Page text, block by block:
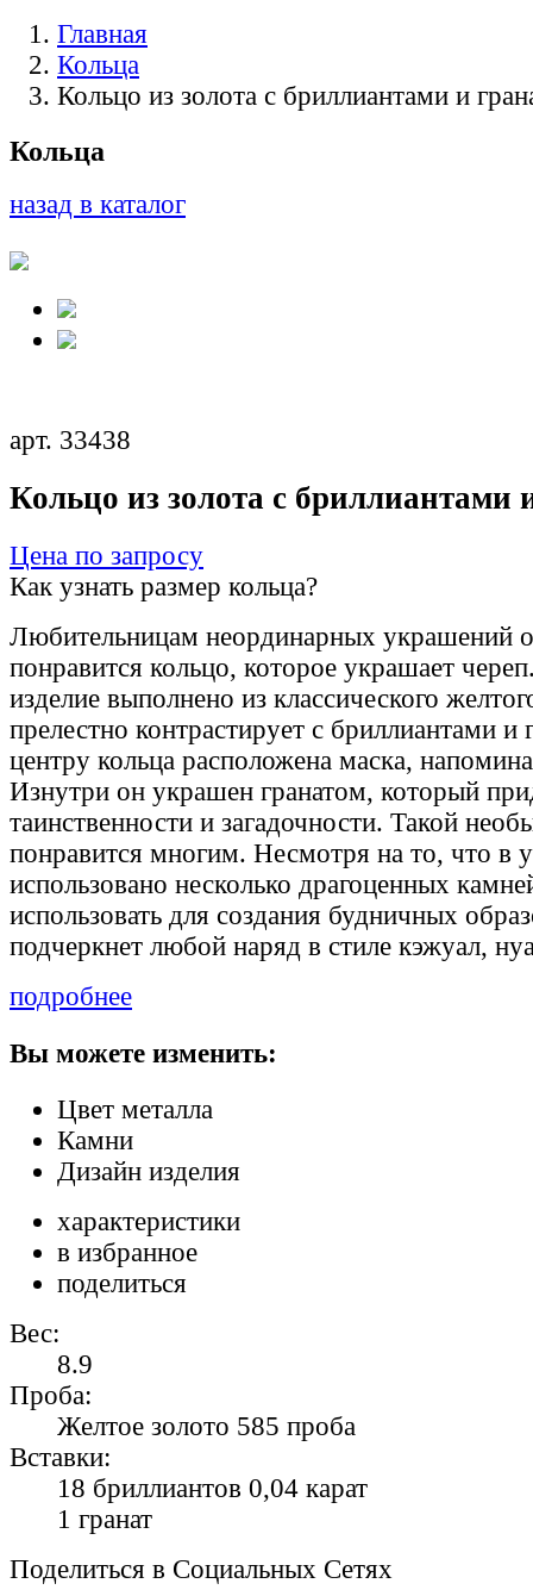
Главная
Кольца
Кольцо из золота с бриллиантами и
Кольца
назад в каталог
арт. 33438
Кольцо из золота с бриллиантами
Цена по запросу
Как узнать размер кольца?
Любительницам неординарных украшений
понравится кольцо, которое украшает
изделие выполнено из классического
прелестно контрастирует с бриллиантами и
центру кольца расположена маска,
Изнутри он украшен гранатом, который
таинственности и загадочности. Такой
понравится многим. Несмотря на то, что в
использовано несколько драгоценных
использовать для создания будничных
подчеркнет любой наряд в стиле кэжуал,
подробнее
Вы можете изменить:
Цвет металла
Камни
Дизайн изделия
характеристики
в избранное
поделиться
Вес:
8.9
Проба:
Желтое золото 585 проба
Вставки:
18 бриллиантов 0,04 карат
1 гранат
Поделиться в Социальных Сетях